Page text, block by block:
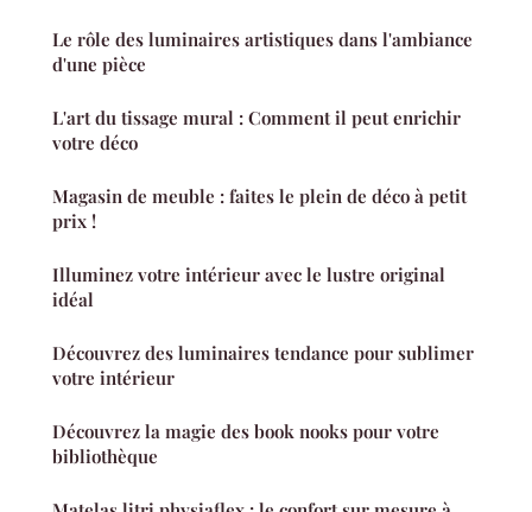
Le rôle des luminaires artistiques dans l'ambiance
d'une pièce
L'art du tissage mural : Comment il peut enrichir
votre déco
Magasin de meuble : faites le plein de déco à petit
prix !
Illuminez votre intérieur avec le lustre original
idéal
Découvrez des luminaires tendance pour sublimer
votre intérieur
Découvrez la magie des book nooks pour votre
bibliothèque